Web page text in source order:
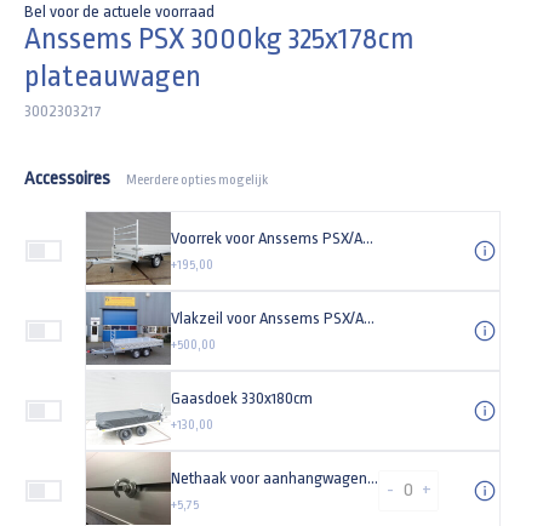
Bel voor de actuele voorraad
Anssems PSX 3000kg 325x178cm
plateauwagen
3002303217
Accessoires Meerdere opties mogelijk
Voorrek voor Anssems PSX/ASX 178cm (breedte) plateauwagen
+195,00
Vlakzeil voor Anssems PSX/ASX 325x178cm plateauwagen
+500,00
Gaasdoek 330x180cm
+130,00
Nethaak voor aanhangwagens met sleuven
+5,75
- +